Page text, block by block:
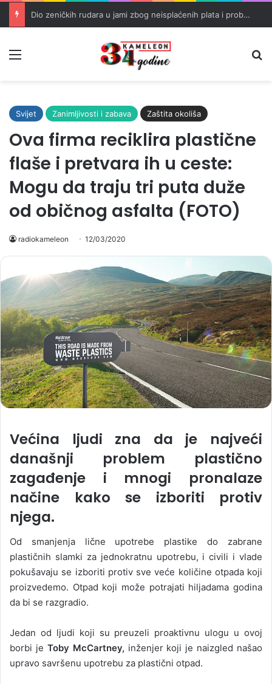
Dio zeničkih rudara u jami zbog neisplaćenih plata i problema sa zdravstvenim knjižicama
Svijet Zanimljivosti i zabava Zaštita okoliša
Ova firma reciklira plastične
flaše i pretvara ih u ceste:
Mogu da traju tri puta duže
od običnog asfalta (FOTO)
radiokameleon 12/03/2020
Većina ljudi zna da je najveći
današnji problem plastično
zagađenje i mnogi pronalaze
načine kako se izboriti protiv
njega.
Od smanjenja lične upotrebe plastike do zabrane
plastičnih slamki za jednokratnu upotrebu, i civili i vlade
pokušavaju se izboriti protiv sve veće količine otpada koji
proizvedemo. Otpad koji može potrajati hiljadama godina
da bi se razgradio.
Jedan od ljudi koji su preuzeli proaktivnu ulogu u ovoj
borbi je Toby McCartney, inženjer koji je naizgled našao
upravo savršenu upotrebu za plastični otpad.